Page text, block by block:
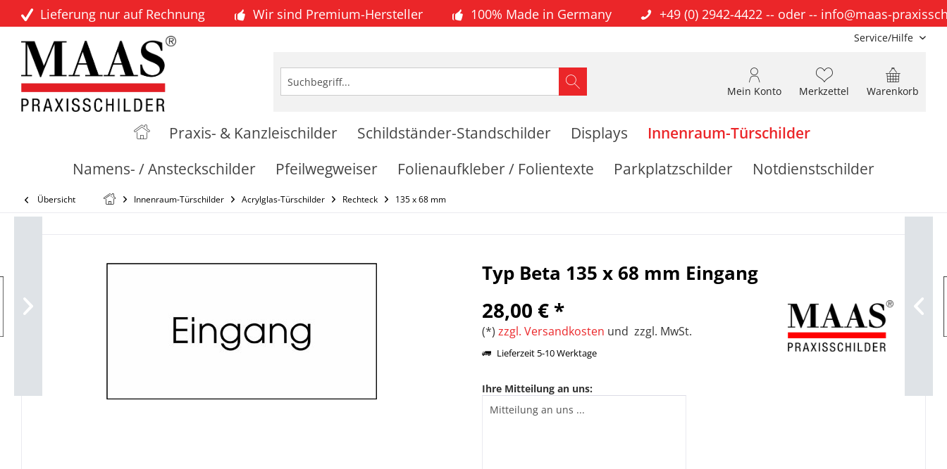
Lieferung nur auf Rechnung Wir sind Premium-Hersteller 100% Made in Germany +49 (0) 2942-4422 -- oder -- info@maas-
Service/Hilfe
Warenkorb
Merkzettel
Mein Konto
Praxis- & Kanzleischilder Schildständer-Standschilder Displays
Innenraum-Türschilder
Namens- / Ansteckschilder
Pfeilwegweiser Folienaufkleber / Folientexte Parkplatzschilder Notdienstschilder
Übersicht Innenraum-Türschilder Acrylglas-Türschilder Rechteck 135 x 68 mm
Typ Beta 135 x 68 mm Eingang
28,00 € *
(*)zzgl. Versandkosten und zzgl. MwSt.
Lieferzeit 5-10 Werktage
Ihre Mitteilung an uns: